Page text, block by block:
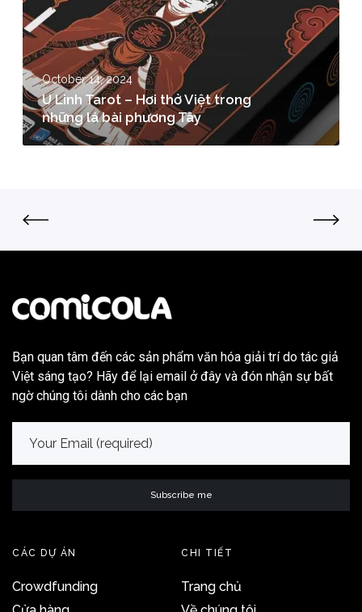
October 14, 2024
U Linh Tarot – Hơi thở Việt trong
những lá bài phương Tây
Bạn quan tâm đến các sản phẩm văn hóa giải trí do tác giả
Việt sáng tạo? Hãy để lại email ở đây và đón nhận sự bất
ngờ chúng tôi dành cho các bạn
CÁC DỰ ÁN
Crowdfunding
CHI TIẾT
Trang chủ